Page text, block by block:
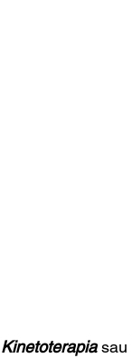
Kinetoterapia sau